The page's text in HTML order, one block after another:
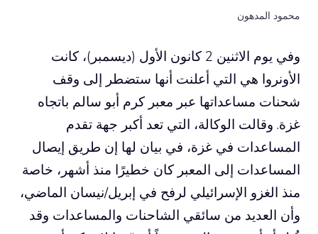
محمود المدهون
وفي يوم الاثنين 2 كانون الأول (ديسمبر)، كانت
الأونروا هي التي أعلنت أنها ستضطر إلى وقف
شحنات مساعداتها عبر معبر كرم أبو سالم باتجاه
غزة. وقالت الوكالة، التي تعد أكبر جهة تقدم
المساعدات في غزة، في بيان لها إن طريق إيصال
المساعدات إلى المعبر كان خطيرًا منذ أشهر، خاصة
منذ الغزو الإسرائيلي لرفح في إبريل/نيسان الماضي،
وأن العديد من سائقي الشاحنات والمساعدات وقد